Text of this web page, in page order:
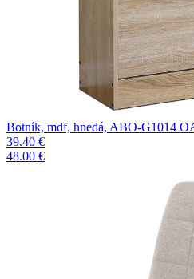
Botník, mdf, hnedá, ABO-G1014
39.40 €
48.00 €